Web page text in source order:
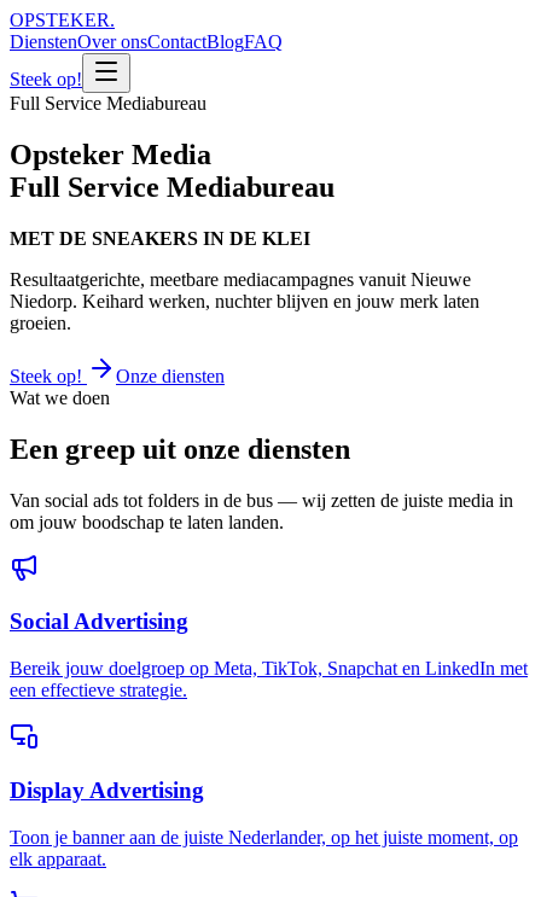
OPSTEKER.
DienstenOver onsContactBlogFAQ
Steek op!
Full Service Mediabureau
Opsteker Media
Full Service Mediabureau
MET DE SNEAKERS IN DE KLEI
Resultaatgerichte, meetbare mediacampagnes vanuit Nieuwe
Niedorp. Keihard werken, nuchter blijven en jouw merk laten
groeien.
Steek op!
Onze diensten
Wat we doen
Een greep uit onze diensten
Van social ads tot folders in de bus — wij zetten de juiste media in
om jouw boodschap te laten landen.
Social Advertising
Bereik jouw doelgroep op Meta, TikTok, Snapchat en LinkedIn met
een effectieve strategie.
Display Advertising
Toon je banner aan de juiste Nederlander, op het juiste moment, op
elk apparaat.